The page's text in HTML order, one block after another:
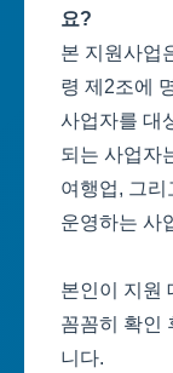
요?
본 지원사업
령 제2조에
사업자를 대
되는 사업자
여행업, 그
운영하는 사
본인이 지원
꼼꼼히 확인
니다.